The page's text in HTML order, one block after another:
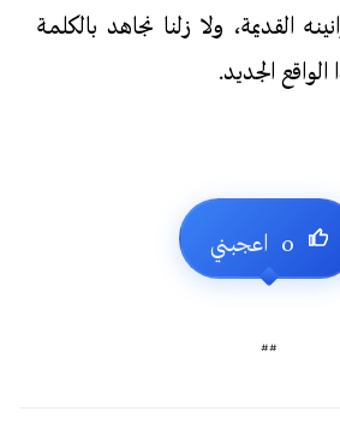
القديمة، ولا زلنا نجاهد بالكلمة
الجديد.
##